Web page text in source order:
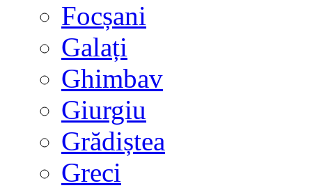
Focșani
Galați
Ghimbav
Giurgiu
Grădiștea
Greci